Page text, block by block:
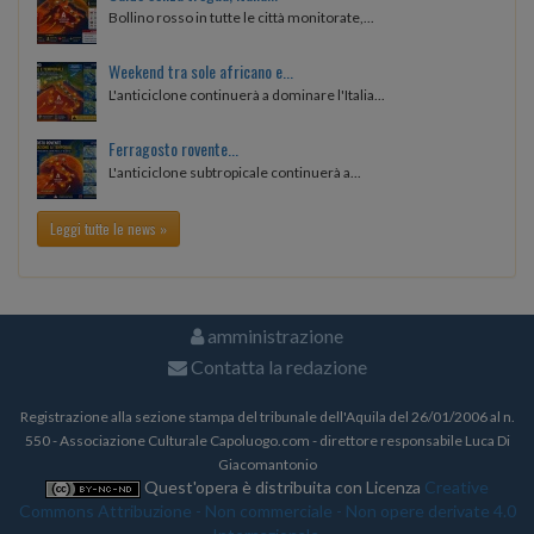
Bollino rosso in tutte le città monitorate,...
Weekend tra sole africano e...
L'anticiclone continuerà a dominare l'Italia...
Ferragosto rovente...
L'anticiclone subtropicale continuerà a...
Leggi tutte le news »
amministrazione
Contatta la redazione
Registrazione alla sezione stampa del tribunale dell'Aquila del 26/01/2006 al n.
550 - Associazione Culturale Capoluogo.com - direttore responsabile Luca Di
Giacomantonio
Quest'opera è distribuita con Licenza Creative
Commons Attribuzione - Non commerciale - Non opere derivate 4.0